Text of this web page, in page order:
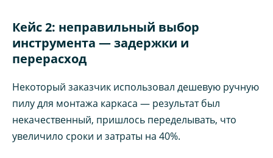
Кейс 2: неправильный выбор
инструмента — задержки и
перерасход
Некоторый заказчик использовал дешевую ручную
пилу для монтажа каркаса — результат был
некачественный, пришлось переделывать, что
увеличило сроки и затраты на 40%.